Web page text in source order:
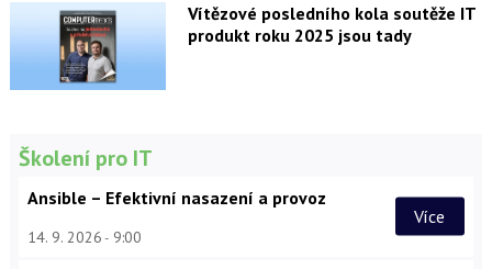
Vítězové posledního kola soutěže IT
produkt roku 2025 jsou tady
Školení pro IT
Ansible – Efektivní nasazení a provoz
14. 9. 2026 9:00
Více